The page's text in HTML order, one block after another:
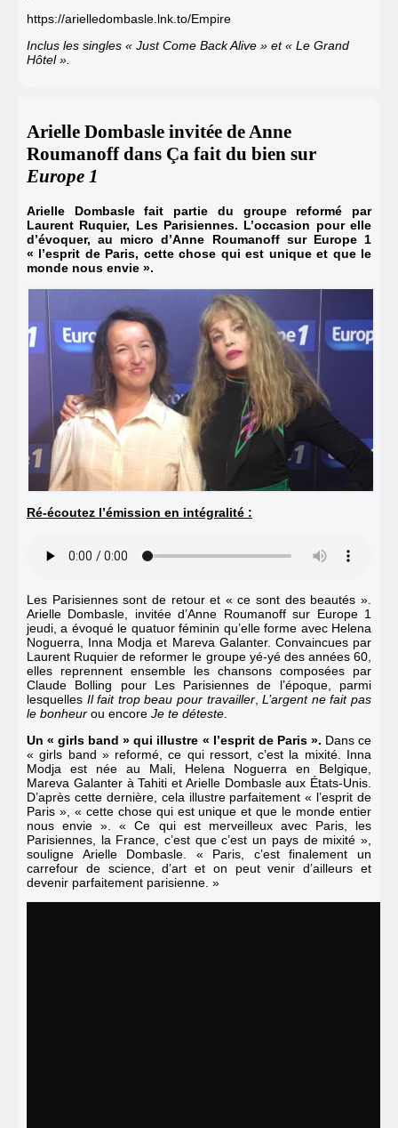
https://arielledombasle.lnk.to/Empire
Inclus les singles « Just Come Back Alive » et« Le Grand
Hôtel »
Arielle Dombasle invitée de Anne
Roumanoff dans Ça fait du bien sur
Europe 1
Arielle Dombasle fait partie du groupe reformé par
Laurent Ruquier, Les Parisiennes. L’occasion pour elle
d’évoquer, au micro d’Anne Roumanoff sur Europe 1
« l’esprit de Paris, cette chose qui est unique et que le
monde nous envie ».
Ré-écoutez l’émission en intégralité :
Les Parisiennes sont de retour et « ce sont des beautés ».
Arielle Dombasle, invitée d’Anne Roumanoff sur Europe 1
jeudi, a évoqué le quatuor féminin qu’elle forme avec Helena
Noguerra, Inna Modja et Mareva Galanter. Convaincues par
Laurent Ruquier de reformer le groupe yé-yé des années 60,
elles reprennent ensemble les chansons composées par
Claude Bolling pour Les Parisiennes de l’époque, parmi
lesquelles Il fait trop beau pour travailler,L’argent ne fait pas
le bonheur ou encore Je te déteste
Un « girls band » qui illustre « l’esprit de Paris ». Dans ce
« girls band » reformé, ce qui ressort, c’est la mixité. Inna
Modja est née au Mali, Helena Noguerra en Belgique,
Mareva Galanter à Tahiti et Arielle Dombasle aux États-Unis.
D’après cette dernière, cela illustre parfaitement « l’esprit de
Paris », « cette chose qui est unique et que le monde entier
nous envie ». « Ce qui est merveilleux avec Paris, les
Parisiennes, la France, c’est que c’est un pays de mixité »,
souligne Arielle Dombasle. « Paris, c’est finalement un
carrefour de science, d’art et on peut venir d’ailleurs et
devenir parfaitement parisienne. »